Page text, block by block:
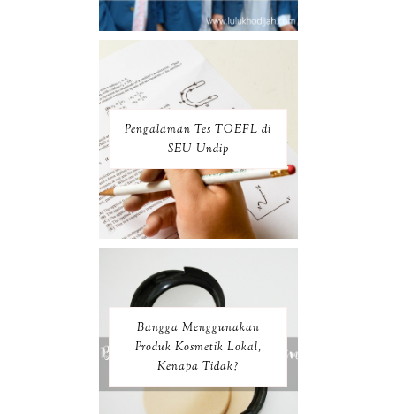
Pengalaman Tes TOEFL di
SEU Undip
Bangga Menggunakan
Produk Kosmetik Lokal,
Kenapa Tidak?